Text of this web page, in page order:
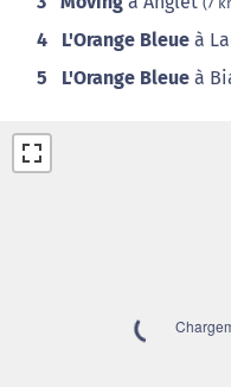
4 L'Orange Bleue à
5 L'Orange Bleue à